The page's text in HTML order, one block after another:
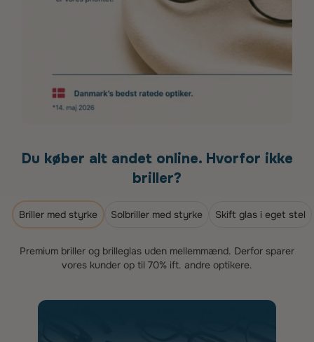
Du køber alt andet online. Hvorfor ikke
briller?
Briller med styrke Solbriller med styrke Skift glas i eget stel
Premium briller og brilleglas uden mellemmænd. Derfor sparer
vores kunder op til 70% ift. andre optikere.